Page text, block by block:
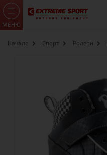
МЕНЮ
Начало Спорт Ролери